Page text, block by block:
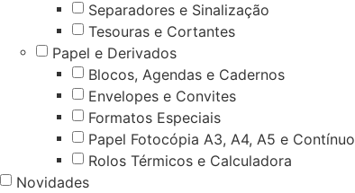
Separadores e Sinalização
Tesouras e Cortantes
Papel e Derivados
Blocos, Agendas e Cadernos
Envelopes e Convites
Formatos Especiais
Papel Fotocópia A3, A4, A5 e Contínuo
Rolos Térmicos e Calculadora
Novidades